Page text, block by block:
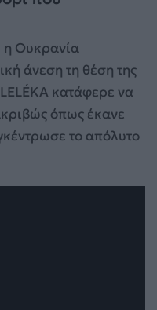
η Ουκρανία
άνεση τη θέση της
κατάφερε να
όπως έκανε
το απόλυτο